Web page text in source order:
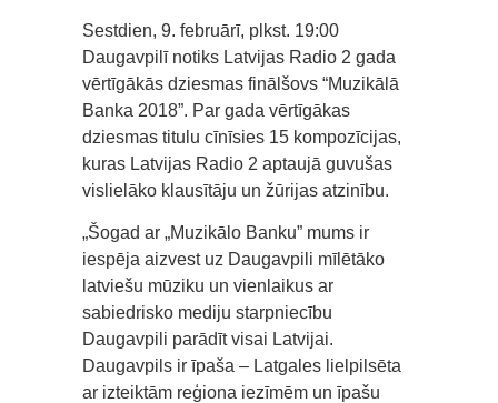
Sestdien, 9. februārī, plkst. 19:00
Daugavpilī notiks Latvijas Radio 2 gada
vērtīgākās dziesmas finālšovs “Muzikālā
Banka 2018”. Par gada vērtīgākas
dziesmas titulu cīnīsies 15 kompozīcijas,
kuras Latvijas Radio 2 aptaujā guvušas
vislielāko klausītāju un žūrijas atzinību.
„Šogad ar „Muzikālo Banku” mums ir
iespēja aizvest uz Daugavpili mīlētāko
latviešu mūziku un vienlaikus ar
sabiedrisko mediju starpniecību
Daugavpili parādīt visai Latvijai.
Daugavpils ir īpaša – Latgales lielpilsēta
ar izteiktām reģiona iezīmēm un īpašu